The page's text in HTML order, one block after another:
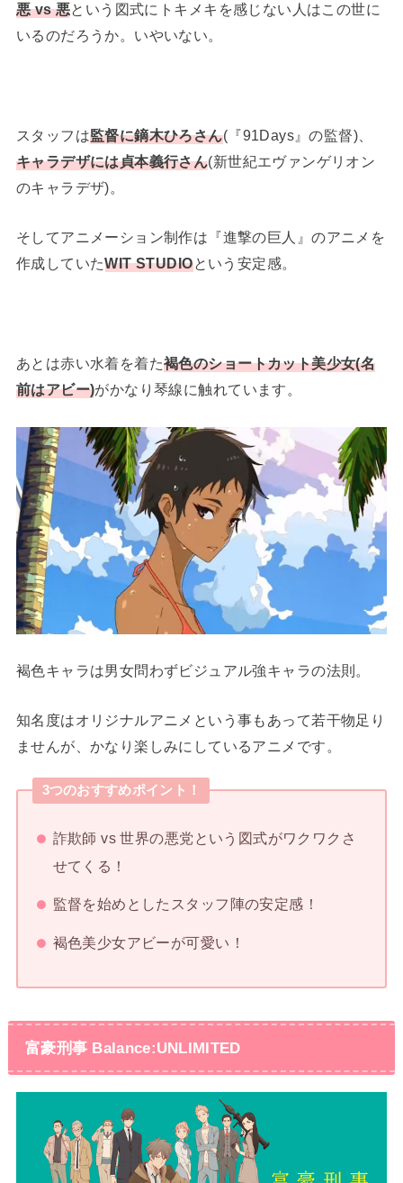
悪 vs 悪という図式にトキメキを感じない人はこの世に
いるのだろうか。いやいない。
スタッフは監督に鏑木ひろさん(『91Days』の監督)、
キャラデザには貞本義行さん(新世紀エヴァンゲリオン
のキャラデザ)。
そしてアニメーション制作は『進撃の巨人』のアニメを
作成していたWIT STUDIOという安定感。
あとは赤い水着を着た褐色のショートカット美少女(名
前はアビー)がかなり琴線に触れています。
褐色キャラは男女問わずビジュアル強キャラの法則。
知名度はオリジナルアニメという事もあって若干物足り
ませんが、かなり楽しみにしているアニメです。
3つのおすすめポイント！
詐欺師 vs 世界の悪党という図式がワクワクさ
せてくる！
監督を始めとしたスタッフ陣の安定感！
褐色美少女アビーが可愛い！
富豪刑事 Balance:UNLIMITED